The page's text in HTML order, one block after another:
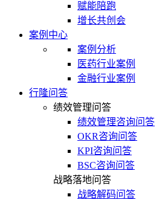
赋能陪跑
增长共创会
案例中心
案例分析
医药行业案例
金融行业案例
行隆问答
绩效管理问答
绩效管理咨询问答
OKR咨询问答
KPI咨询问答
BSC咨询问答
战略落地问答
战略解码问答